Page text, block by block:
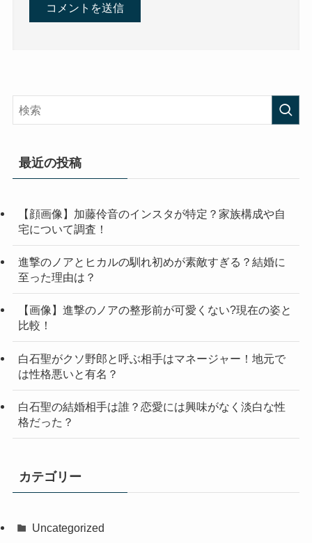
最近の投稿
【顔画像】加藤伶音のインスタが特定？家族構成や自
宅について調査！
進撃のノアとヒカルの馴れ初めが素敵すぎる？結婚に
至った理由は？
【画像】進撃のノアの整形前が可愛くない?現在の姿と
比較！
白石聖がクソ野郎と呼ぶ相手はマネージャー！地元で
は性格悪いと有名？
白石聖の結婚相手は誰？恋愛には興味がなく淡白な性
格だった？
カテゴリー
Uncategorized